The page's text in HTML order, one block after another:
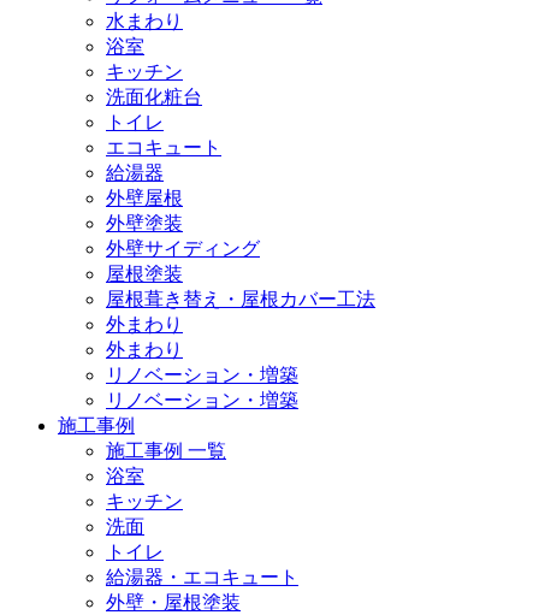
水まわり
浴室
キッチン
洗面化粧台
トイレ
エコキュート
給湯器
外壁屋根
外壁塗装
外壁サイディング
屋根塗装
屋根葺き替え・屋根カバー工法
外まわり
外まわり
リノベーション・増築
リノベーション・増築
施工事例
施工事例 一覧
浴室
キッチン
洗面
トイレ
給湯器・エコキュート
外壁・屋根塗装